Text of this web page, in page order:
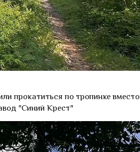
прокатиться по тропинке вместо
"Синий Крест"